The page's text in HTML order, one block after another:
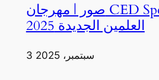
صور | مهرجان CED Sportival في
العلمين الجديدة 2025
3 سبتمبر، 2025